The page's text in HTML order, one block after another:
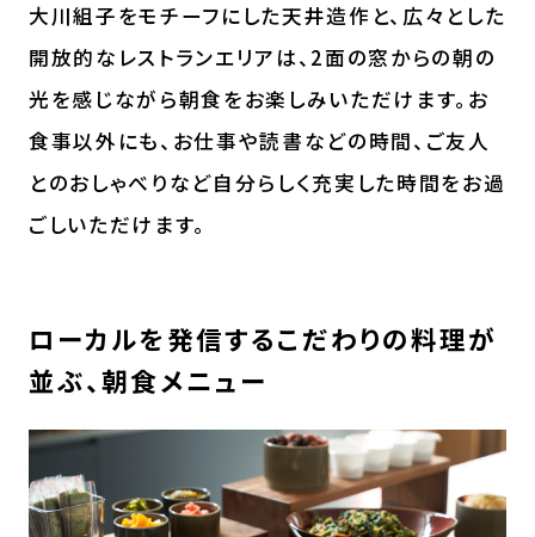
大川組子をモチーフにした天井造作と、広々とした
開放的なレストランエリアは、2面の窓からの朝の
光を感じながら朝食をお楽しみいただけます。お
食事以外にも、お仕事や読書などの時間、ご友人
とのおしゃべりなど自分らしく充実した時間をお過
ごしいただけます。
ローカルを発信するこだわりの料理が
並ぶ、朝食メニュー